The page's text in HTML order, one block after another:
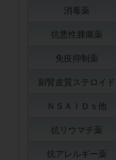
消毒薬
抗悪性腫瘍薬
免疫抑制薬
副腎皮質ステロイド
ＮＳＡＩＤｓ他
抗リウマチ薬
抗アレルギー薬